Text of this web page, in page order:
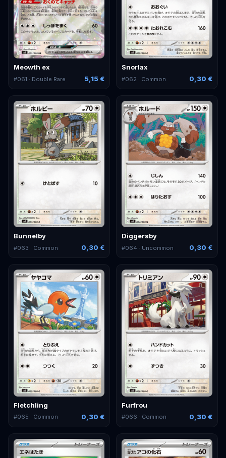
Meowth ex
#061 · Double Rare 5,15 €
Snorlax
#062 · Common 0,30 €
Bunnelby
#063 · Common 0,30 €
Diggersby
#064 · Uncommon 0,30 €
Fletchling
#065 · Common 0,30 €
Furfrou
#066 · Common 0,30 €